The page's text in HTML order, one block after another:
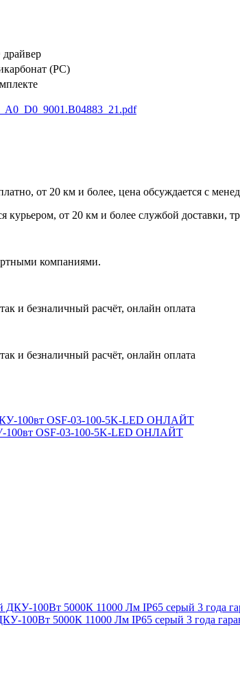
(PC)
от 20 км и более, цена обсуждается с
курьером, от 20 км и более службой доставки,
компаниями.
и безналичный расчёт, онлайн оплата
и безналичный расчёт, онлайн оплата
100вт OSF-03-100-5K-LED ОНЛАЙТ
100Вт 5000К 11000 Лм IP65 серый 3 года